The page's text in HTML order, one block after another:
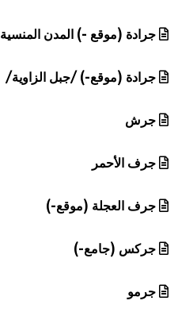
جرادة (موقع -) المدن المنسية
جرادة (موقع-) /جبل الزاوية/
جرش
جرف الأحمر
جرف العجلة (موقع-)
جركس (جامع-)
جرمو